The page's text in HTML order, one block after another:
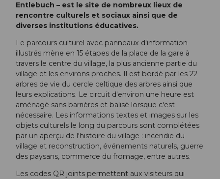
Entlebuch – est le site de nombreux lieux de
rencontre culturels et sociaux ainsi que de
diverses institutions éducatives.
Le parcours culturel avec panneaux d'information
illustrés mène en 15 étapes de la place de la gare à
travers le centre du village, la plus ancienne partie du
village et les environs proches. Il est bordé par les 22
arbres de vie du cercle celtique des arbres ainsi que
leurs explications. Le circuit d'environ une heure est
aménagé sans barrières et balisé lorsque c'est
nécessaire. Les informations textes et images sur les
objets culturels le long du parcours sont complétées
par un aperçu de l'histoire du village : incendie du
village et reconstruction, événements naturels, guerre
des paysans, commerce du fromage, entre autres.
Les codes QR joints permettent aux visiteurs qui